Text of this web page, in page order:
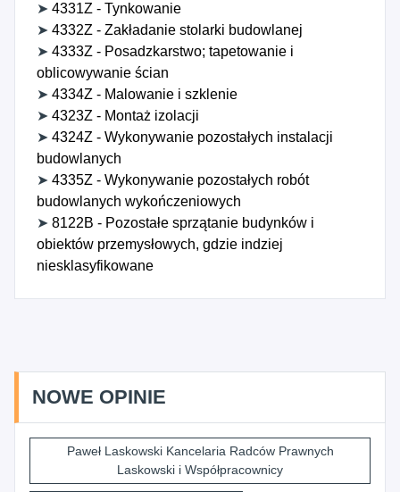
➤ 4331Z - Tynkowanie
➤ 4332Z - Zakładanie stolarki budowlanej
➤ 4333Z - Posadzkarstwo; tapetowanie i
oblicowywanie ścian
➤ 4334Z - Malowanie i szklenie
➤ 4323Z - Montaż izolacji
➤ 4324Z - Wykonywanie pozostałych instalacji
budowlanych
➤ 4335Z - Wykonywanie pozostałych robót
budowlanych wykończeniowych
➤ 8122B - Pozostałe sprzątanie budynków i
obiektów przemysłowych, gdzie indziej
niesklasyfikowane
NOWE OPINIE
Paweł Laskowski Kancelaria Radców Prawnych
Laskowski i Współpracownicy